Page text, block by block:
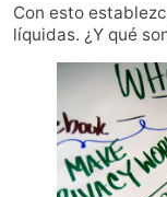
Con esto
líquidas. ¿Y qué